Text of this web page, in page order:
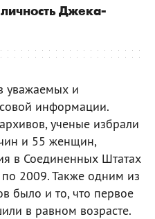
Джека-
уважаемых и
информации.
ученые избрали
и 55 женщин,
в Соединенных Штатах
2009. Также одним из
было и то, что первое
в равном возрасте.